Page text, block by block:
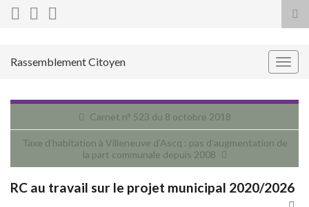
Rassemblement Citoyen
Carnet n° 523 du 8 octobre 2018
Taxe d’habitation à Villeneuve d’Ascq : pas d’augmentation de
la part communale depuis 2008
RC au travail sur le projet municipal 2020/2026